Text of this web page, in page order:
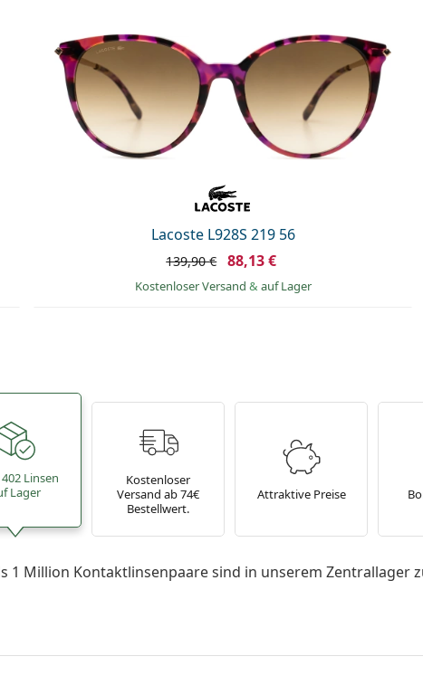
Lacoste L928S 219 56
139,90 € 88,13 €
Kostenloser Versand & auf Lager
Linsen
Lager
Kostenloser
Versand ab 74€
Bestellwert.
Attraktive Preise
1 Million Kontaktlinsenpaare sind in unserem Zentrallager